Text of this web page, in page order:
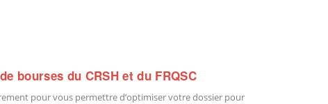
bourses du CRSH et du FRQSC
pour vous permettre d’optimiser votre dossier pour